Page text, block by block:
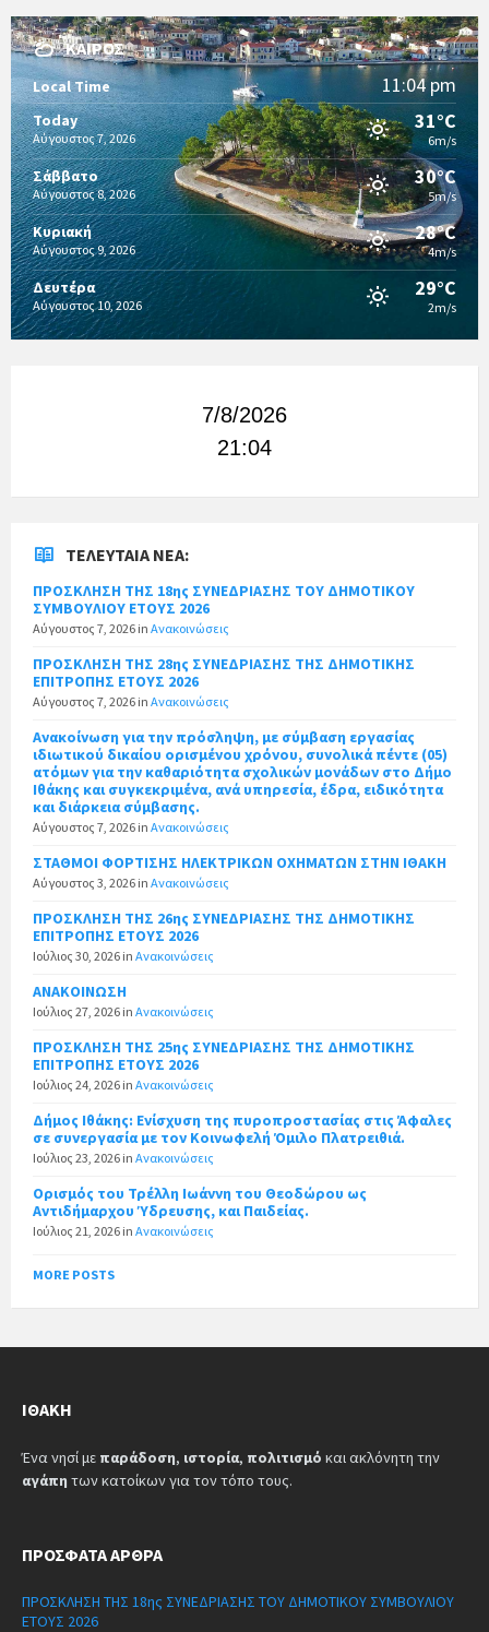
ΚΑΙΡΌΣ
Local Time 11:04 pm
Today
Αύγουστος 7, 2026
31°C
6m/s
Σάββατο
Αύγουστος 8, 2026
30°C
5m/s
Κυριακή
Αύγουστος 9, 2026
28°C
4m/s
Δευτέρα
Αύγουστος 10, 2026
29°C
2m/s
7/8/2026
21:04
ΤΕΛΕΥΤΑΊΑ ΝΈΑ:
ΠΡΟΣΚΛΗΣΗ ΤΗΣ 18ης ΣΥΝΕΔΡΙΑΣΗΣ ΤΟΥ ΔΗΜΟΤΙΚΟΥ
ΣΥΜΒΟΥΛΙΟΥ ΕΤΟΥΣ 2026
Αύγουστος 7, 2026 in Ανακοινώσεις
ΠΡΟΣΚΛΗΣΗ ΤΗΣ 28ης ΣΥΝΕΔΡΙΑΣΗΣ ΤΗΣ ΔΗΜΟΤΙΚΗΣ
ΕΠΙΤΡΟΠΗΣ ΕΤΟΥΣ 2026
Αύγουστος 7, 2026 in Ανακοινώσεις
Ανακοίνωση για την πρόσληψη, με σύμβαση εργασίας
ιδιωτικού δικαίου ορισμένου χρόνου, συνολικά πέντε (05)
ατόμων για την καθαριότητα σχολικών μονάδων στο Δήμο
Ιθάκης και συγκεκριμένα, ανά υπηρεσία, έδρα, ειδικότητα
και διάρκεια σύμβασης.
Αύγουστος 7, 2026 in Ανακοινώσεις
ΣΤΑΘΜΟΙ ΦΟΡΤΙΣΗΣ ΗΛΕΚΤΡΙΚΩΝ ΟΧΗΜΑΤΩΝ ΣΤΗΝ ΙΘΑΚΗ
Αύγουστος 3, 2026 in Ανακοινώσεις
ΠΡΟΣΚΛΗΣΗ ΤΗΣ 26ης ΣΥΝΕΔΡΙΑΣΗΣ ΤΗΣ ΔΗΜΟΤΙΚΗΣ
ΕΠΙΤΡΟΠΗΣ ΕΤΟΥΣ 2026
Ιούλιος 30, 2026 in Ανακοινώσεις
ΑΝΑΚΟΙΝΩΣΗ
Ιούλιος 27, 2026 in Ανακοινώσεις
ΠΡΟΣΚΛΗΣΗ ΤΗΣ 25ης ΣΥΝΕΔΡΙΑΣΗΣ ΤΗΣ ΔΗΜΟΤΙΚΗΣ
ΕΠΙΤΡΟΠΗΣ ΕΤΟΥΣ 2026
Ιούλιος 24, 2026 in Ανακοινώσεις
Δήμος Ιθάκης: Ενίσχυση της πυροπροστασίας στις Άφαλες
σε συνεργασία με τον Κοινωφελή Όμιλο Πλατρειθιά.
Ιούλιος 23, 2026 in Ανακοινώσεις
Ορισμός του Τρέλλη Ιωάννη του Θεοδώρου ως
Αντιδήμαρχου Ύδρευσης, και Παιδείας.
Ιούλιος 21, 2026 in Ανακοινώσεις
MORE POSTS
ΙΘΆΚΗ
Ένα νησί με παράδοση, ιστορία, πολιτισμό και ακλόνητη την
αγάπη των κατοίκων για τον τόπο τους.
ΠΡΌΣΦΑΤΑ ΆΡΘΡΑ
ΠΡΟΣΚΛΗΣΗ ΤΗΣ 18ης ΣΥΝΕΔΡΙΑΣΗΣ ΤΟΥ ΔΗΜΟΤΙΚΟΥ ΣΥΜΒΟΥΛΙΟΥ
ΕΤΟΥΣ 2026